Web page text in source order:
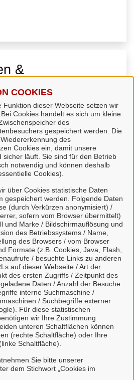
COOKIES
dieser Webseite setzen wir
Cookies handelt es sich um kleine
des
gespeichert werden. Die
des
Cookies ein, damit unsere
sicher läuft. Sie sind für den Betrieb
notwendig und können deshalb
Cookies).
über Cookies statistische Daten
gespeichert werden. Folgende Daten
(durch Verkürzen anonymisiert) /
sofern vom Browser übermittelt)
und Marke / Bildschirmauflösung und
des Betriebssystems / Name,
des Browsers / vom Browser
Formate (z.B. Cookies, Java, Flash,
/ besuchte Links zu anderen
auf dieser Webseite / Art der
des ersten Zugriffs / Zeitpunkt des
Daten / Anzahl der Besuche
interne Suchmaschine /
/ Suchbegriffe externer
Für diese statistischen
wir Ihre Zustimmung
unteren Schaltflächen können
(rechte Schaltfläche) oder Ihre
Schaltfläche).
Sie bitte unserer
dem Stichwort „Cookies im
&
oder anmelden
ist ein zentrales Konto zur
insbesondere:
denen ein Recht zustehen
die beruflich oder
sind.
auch durch Behörden im